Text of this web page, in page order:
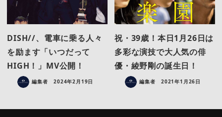
DISH//、電車に乗る人々
を励ます「いつだって
HIGH！」MV公開！
編集者 2024年2月19日
祝・39歳！本日1月26日は
多彩な演技で大人気の俳
優・綾野剛の誕生日！
編集者 2021年1月26日